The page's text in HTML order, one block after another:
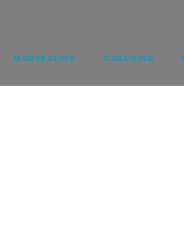
MODERATION COACHING